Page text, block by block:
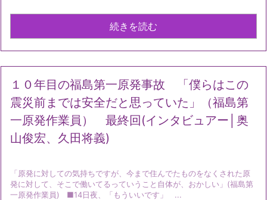
続きを読む
１０年目の福島第一原発事故 「僕らはこの
震災前までは安全だと思っていた」（福島第
一原発作業員） 最終回(インタビュアー│奥
山俊宏、久田将義)
「原発に対しての気持ちですが、今まで住んでたものをなくされた原
発に対して、そこで働いてるっていうこと自体が、おかしい」(福島第
一原発作業員) ■14日夜、「もういいです」 ...